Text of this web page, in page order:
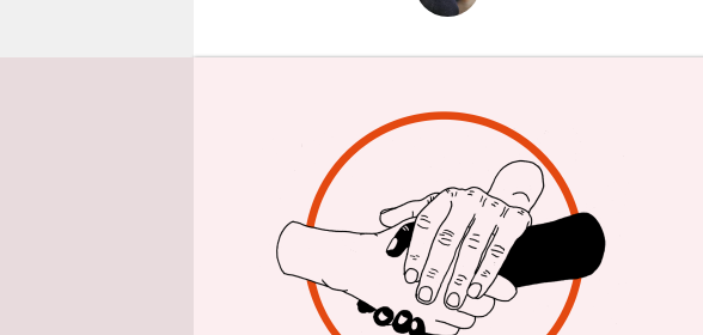
Ein schneller
israelischen
fast drei Monaten
Haus – zu groß ist in den
Regierung.
Nun hat die US-
gegriffen: Sie bestellte